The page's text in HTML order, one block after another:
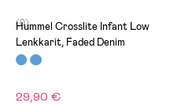
(0)
Hummel Crosslite Infant Low
Lenkkarit, Faded Denim
29,90 €